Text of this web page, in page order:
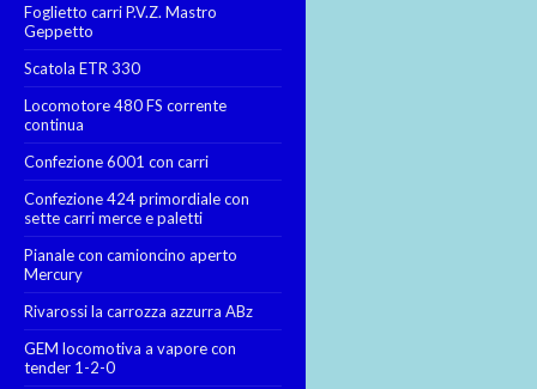
Foglietto carri P.V.Z. Mastro
Geppetto
Scatola ETR 330
Locomotore 480 FS corrente
continua
Confezione 6001 con carri
Confezione 424 primordiale con
sette carri merce e paletti
Pianale con camioncino aperto
Mercury
Rivarossi la carrozza azzurra ABz
GEM locomotiva a vapore con
tender 1-2-0